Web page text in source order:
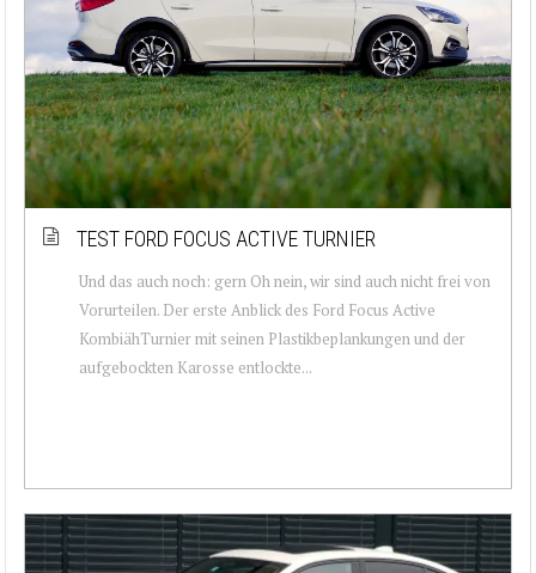
TEST FORD FOCUS ACTIVE TURNIER
Und das auch noch: gern Oh nein, wir sind auch nicht frei von
Vorurteilen. Der erste Anblick des Ford Focus Active
KombiähTurnier mit seinen Plastikbeplankungen und der
aufgebockten Karosse entlockte...